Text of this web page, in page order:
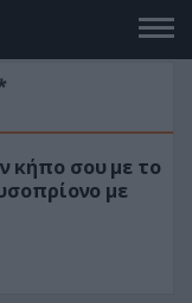
τριβόλι + VIP